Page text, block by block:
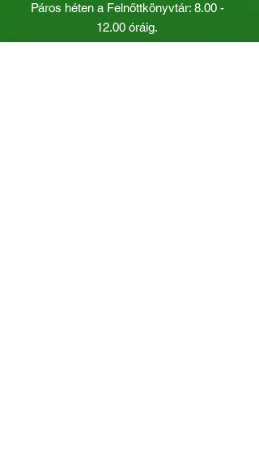
Páros héten a Felnőttkönyvtár: 8.00 -
12.00 óráig.